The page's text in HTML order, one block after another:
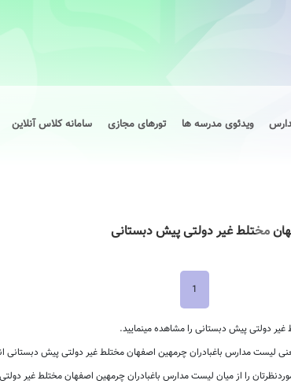
ویدئوی مدرسه ها تورهای مجازی سامانه کلاس آنلاین
مختلط غیر دولتی پیش دبستانی
1
دولتی پیش دبستانی را مشاهده مینمایید.
لیست مدارس باغبادران چرمهین اصفهان مختلط غیر دولتی پیش دبستانی
را از میان لیست مدارس باغبادران چرمهین اصفهان مختلط غیر